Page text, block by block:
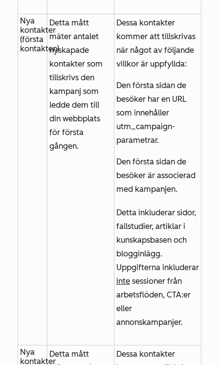
Nya
kontakter
(första
kontakten)
Detta mått
mäter antalet
nyskapade
kontakter som
tillskrivs den
kampanj som
ledde dem till
din webbplats
för första
gången.
Dessa kontakter
kommer att tillskrivas
när något av följande
villkor är uppfyllda:
Den första sidan de
besöker har en URL
som innehåller
utm_campaign-
parametrar.
Den första sidan de
besöker är associerad
med kampanjen.
Detta inkluderar sidor,
fallstudier, artiklar i
kunskapsbasen och
blogginlägg.
Uppgifterna inkluderar
inte sessioner från
arbetsflöden, CTA:er
eller
annonskampanjer.
Nya
kontakter
Detta mått
Dessa kontakter